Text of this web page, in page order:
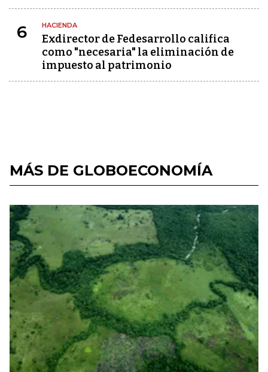
6 HACIENDA
Exdirector de Fedesarrollo califica
como "necesaria" la eliminación de
impuesto al patrimonio
MÁS DE GLOBOECONOMÍA